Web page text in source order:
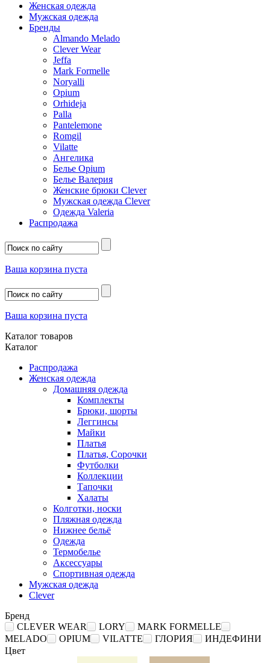
Женская одежда
Мужская одежда
Бренды
Almando Melado
Clever Wear
Jeffa
Mark Formelle
Noryalli
Opium
Orhideja
Palla
Pantelemone
Romgil
Vilatte
Ангелика
Белье Opium
Белье Валерия
Женские брюки Clever
Мужская одежда Clever
Одежда Valeria
Распродажа
Ваша корзина пуста
Ваша корзина пуста
Каталог товаров
Каталог
Распродажа
Женская одежда
Домашняя одежда
Комплекты
Брюки, шорты
Леггинсы
Майки
Платья
Платья, Сорочки
Футболки
Коллекции
Тапочки
Халаты
Колготки, носки
Пляжная одежда
Нижнее бельё
Одежда
Термобелье
Аксессуары
Спортивная одежда
Мужская одежда
Clever
Бренд
CLEVER WEAR
LORY
MARK FORMELLE
MELADO
OPIUM VILATTE ГЛОРИЯ
ИНДЕФИНИ
Цвет